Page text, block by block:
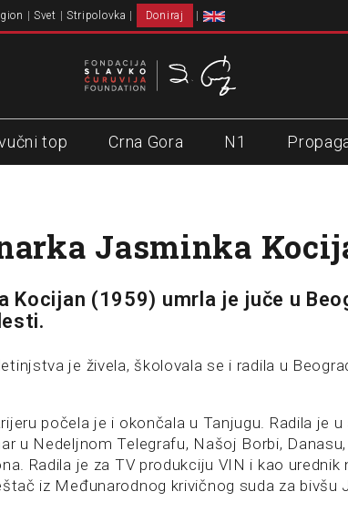
Svet Stripolovka Doniraj
top Crna Gora N1
Jasminka
Kocijan (1959) umrla je juče u
je živela, školovala se i radila u
počela je i okončala u Tanjugu. Radila je
u Nedeljnom Telegrafu, Našoj Borbi,
Radila je za TV produkciju VIN i kao urednik
iz Međunarodnog krivičnog suda za bivšu